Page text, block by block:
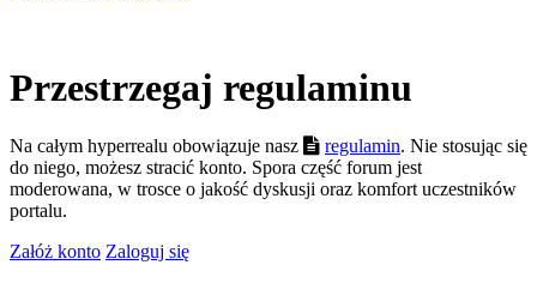
Przestrzegaj regulaminu
Na całym hyperrealu obowiązuje nasz regulamin. Nie stosując się
do niego, możesz stracić konto. Spora część forum jest
moderowana, w trosce o jakość dyskusji oraz komfort uczestników
portalu.
Załóż konto Zaloguj się